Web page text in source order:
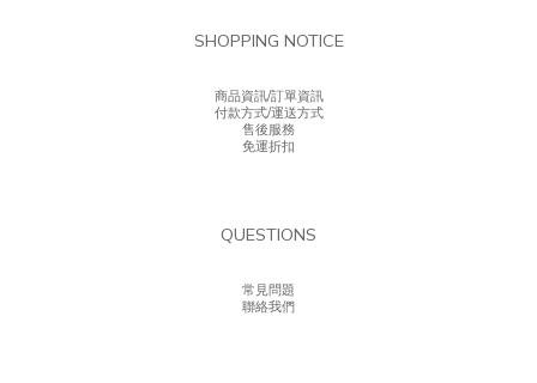
SHOPPING NOTICE
商品資訊/訂單資訊
付款方式/運送方式
售後服務
免運折扣
QUESTIONS
常見問題
聯絡我們